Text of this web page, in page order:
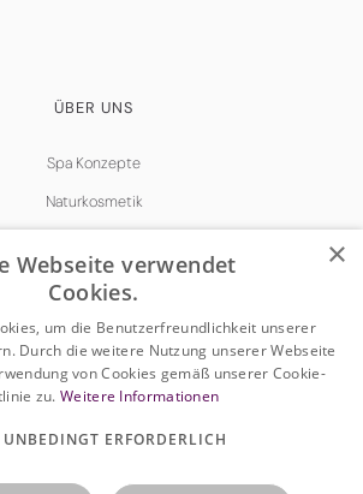
ÜBER UNS
Spa Konzepte
Naturkosmetik
Impressum
×
Webseite verwendet
Cookies.
um die Benutzerfreundlichkeit unserer
Durch die weitere Nutzung unserer Webseite
von Cookies gemäß unserer Cookie-
zu.Weitere Informationen
UNBEDINGT ERFORDERLICH